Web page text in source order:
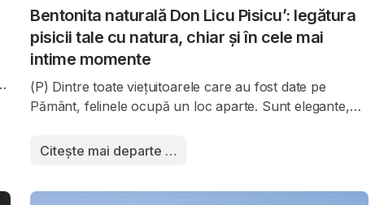
Bentonita naturală Don Licu Pisicu’: legătura
pisicii tale cu natura, chiar și în cele mai
intime momente
(P) Dintre toate viețuitoarele care au fost date pe
Pământ, felinele ocupă un loc aparte. Sunt elegante,
mediul care le înconjoară. Au o frumusețe aparte, o
Citește mai departe …